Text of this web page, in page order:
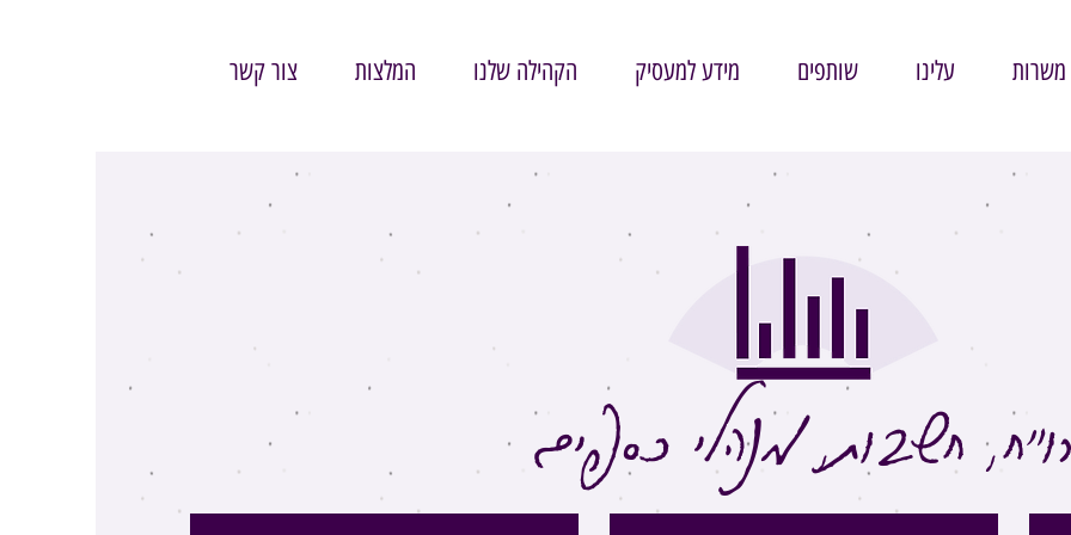
משרות עלינו שותפים מידע למעסיק הקהילה שלנו המלצות צור קשר
חשבות, מנהלי כספים